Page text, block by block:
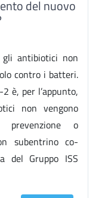
del nuovo
antibiotici non
contro i batteri.
è, per l’appunto,
non vengono
o
subentrino co-
Gruppo ISS